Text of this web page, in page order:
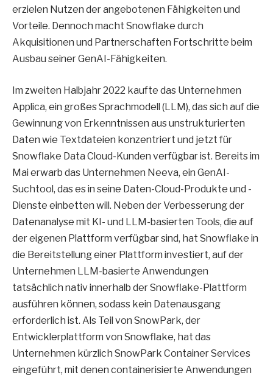
erzielen Nutzen der angebotenen Fähigkeiten und
Vorteile. Dennoch macht Snowflake durch
Akquisitionen und Partnerschaften Fortschritte beim
Ausbau seiner GenAI-Fähigkeiten.
Im zweiten Halbjahr 2022 kaufte das Unternehmen
Applica, ein großes Sprachmodell (LLM), das sich auf die
Gewinnung von Erkenntnissen aus unstrukturierten
Daten wie Textdateien konzentriert und jetzt für
Snowflake Data Cloud-Kunden verfügbar ist. Bereits im
Mai erwarb das Unternehmen Neeva, ein GenAI-
Suchtool, das es in seine Daten-Cloud-Produkte und -
Dienste einbetten will. Neben der Verbesserung der
Datenanalyse mit KI- und LLM-basierten Tools, die auf
der eigenen Plattform verfügbar sind, hat Snowflake in
die Bereitstellung einer Plattform investiert, auf der
Unternehmen LLM-basierte Anwendungen
tatsächlich nativ innerhalb der Snowflake-Plattform
ausführen können, sodass kein Datenausgang
erforderlich ist. Als Teil von SnowPark, der
Entwicklerplattform von Snowflake, hat das
Unternehmen kürzlich SnowPark Container Services
eingeführt, mit denen containerisierte Anwendungen